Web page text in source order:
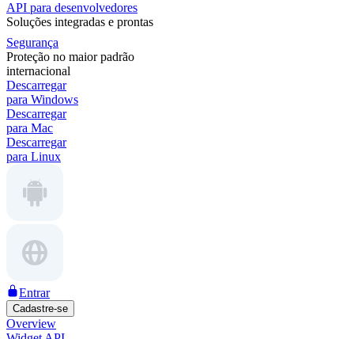
API para desenvolvedores
Soluções integradas e prontas
Segurança
Proteção no maior padrão
internacional
Descarregar
para Windows
Descarregar
para Mac
Descarregar
para Linux
Entrar
Cadastre-se
Overview